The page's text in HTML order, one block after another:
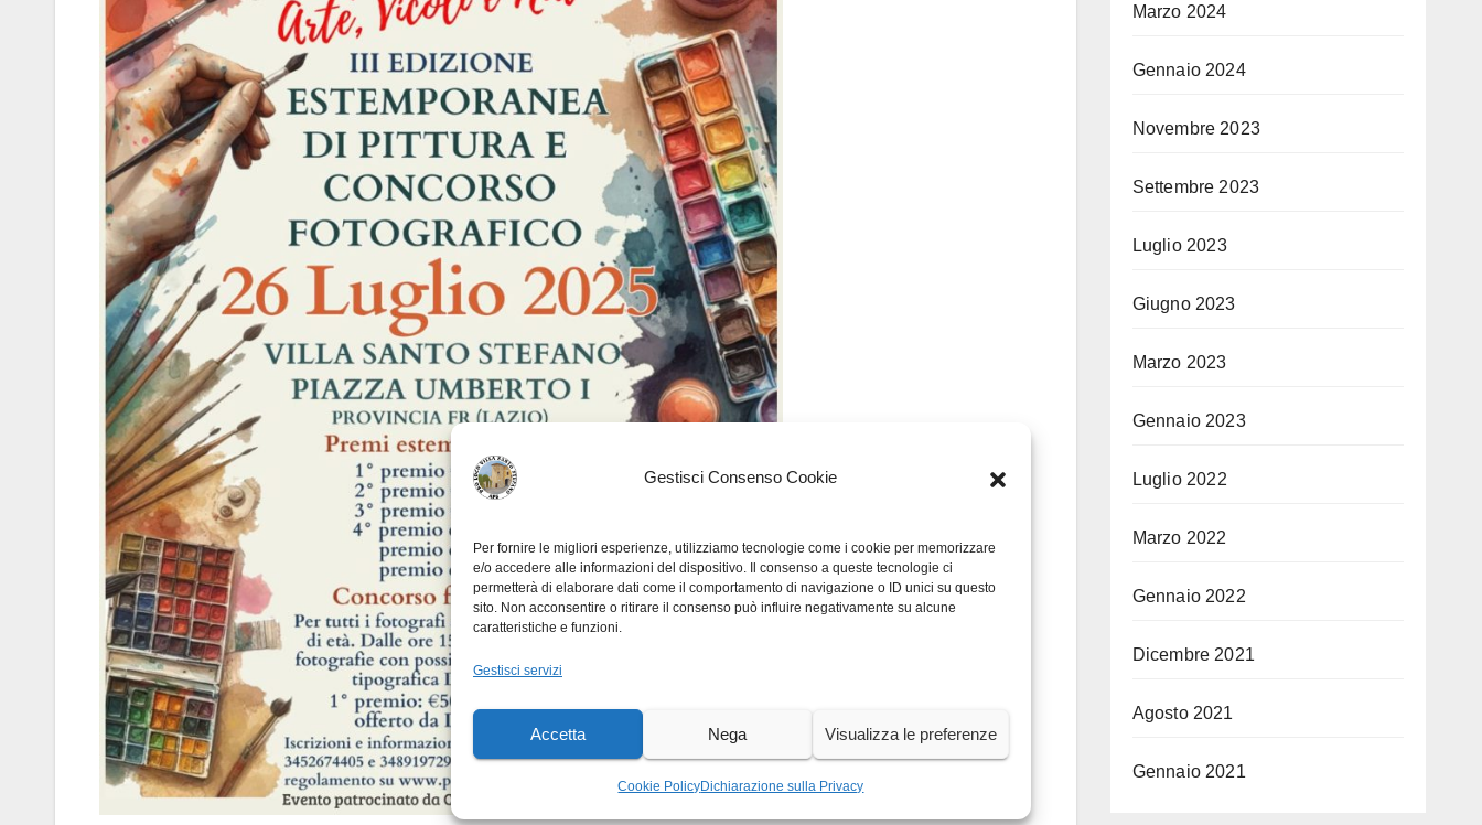
Gestisci Consenso Cookie
Per fornire le migliori esperienze, utilizziamo tecnologie come i cookie per memorizzare
e/o accedere alle informazioni del dispositivo. Il consenso a queste tecnologie ci
permetterà di elaborare dati come il comportamento di navigazione o ID unici su questo
sito. Non acconsentire o ritirare il consenso può influire negativamente su alcune
caratteristiche e funzioni.
Gestisci servizi
Accetta Nega Visualizza le preferenze
Cookie PolicyDichiarazione sulla Privacy
Marzo 2024
Gennaio 2024
Novembre 2023
Settembre 2023
Luglio 2023
Giugno 2023
Marzo 2023
Gennaio 2023
Luglio 2022
Marzo 2022
Gennaio 2022
Dicembre 2021
Agosto 2021
Gennaio 2021